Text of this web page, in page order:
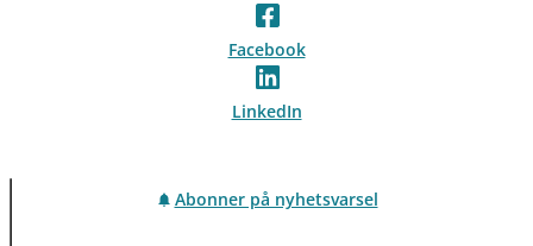
Facebook
LinkedIn
Abonner på nyhetsvarsel